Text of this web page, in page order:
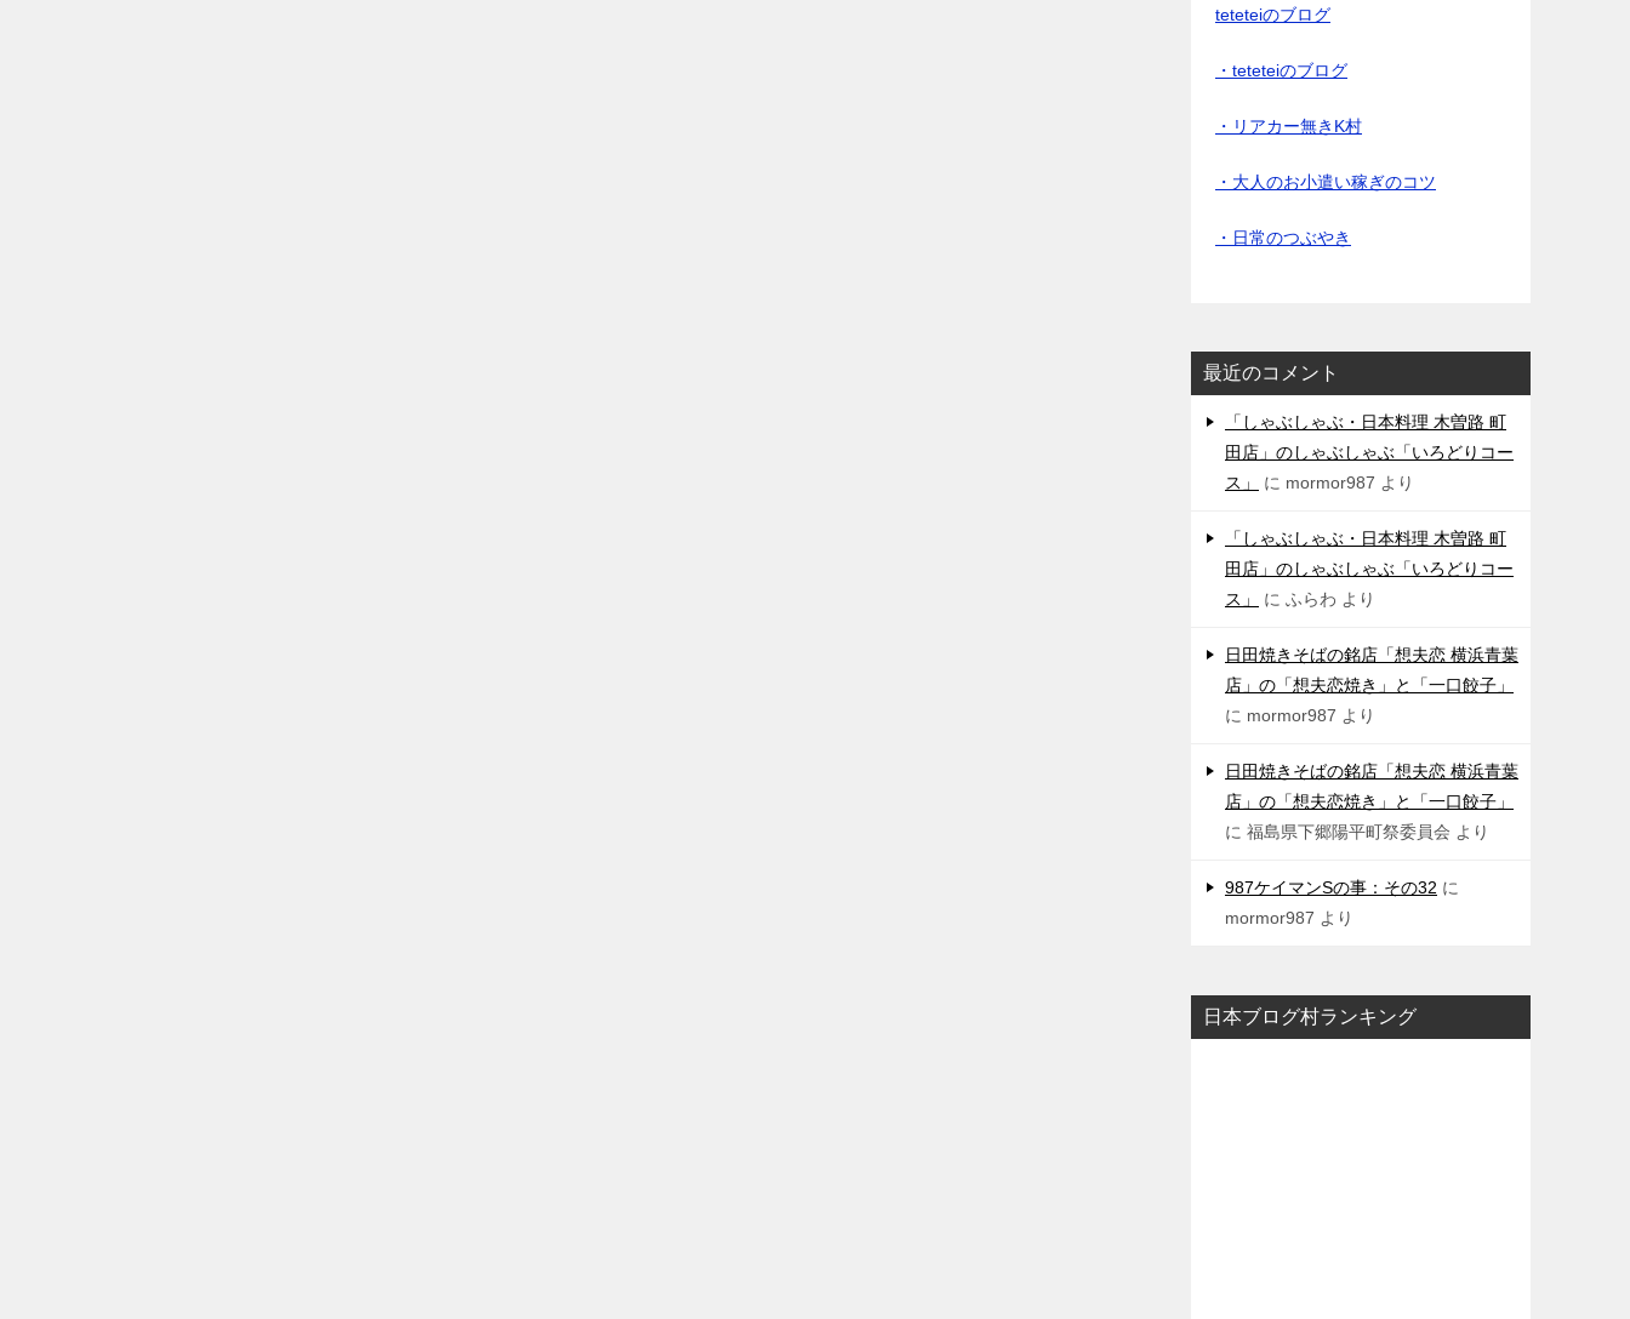
teteteiのブログ
・teteteiのブログ
・リアカー無きK村
・大人のお小遣い稼ぎのコツ
・日常のつぶやき
最近のコメント
「しゃぶしゃぶ・日本料理 木曽路 町
田店」のしゃぶしゃぶ「いろどりコー
ス」
に mormor987 より
「しゃぶしゃぶ・日本料理 木曽路 町
田店」のしゃぶしゃぶ「いろどりコー
ス」
に ふらわ より
日田焼きそばの銘店「想夫恋 横浜青葉
店」の「想夫恋焼き」と「一口餃子」
に mormor987 より
日田焼きそばの銘店「想夫恋 横浜青葉
店」の「想夫恋焼き」と「一口餃子」
に 福島県下郷陽平町祭委員会 より
987ケイマンSの事：その32 に
mormor987 より
日本ブログ村ランキング